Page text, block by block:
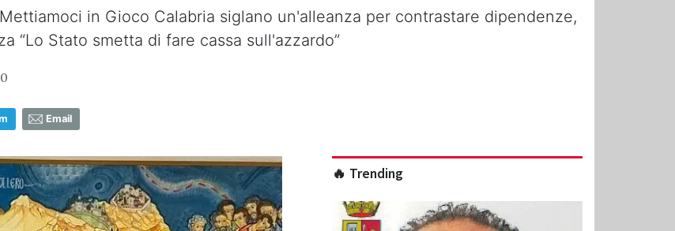
in Gioco Calabria siglano un'alleanza per contrastare dipendenze,
“Lo Stato smetta di fare cassa sull'azzardo”
Email
🔥 Trending